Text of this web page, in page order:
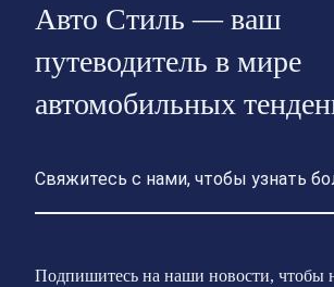
Авто Стиль — ваш
путеводитель в мире
автомобильных
Свяжитесь с нами, чтобы узнать
Подпишитесь на наши новости, чтобы